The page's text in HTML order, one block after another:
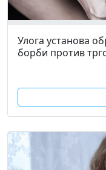
Улога установа
борби против